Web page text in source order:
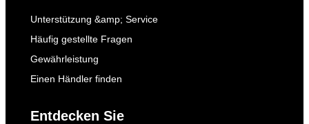
Unterstützung &amp; Service
Häufig gestellte Fragen
Gewährleistung
Einen Händler finden
Entdecken Sie